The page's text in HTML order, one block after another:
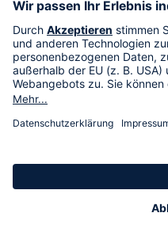
Im TV
HSE International